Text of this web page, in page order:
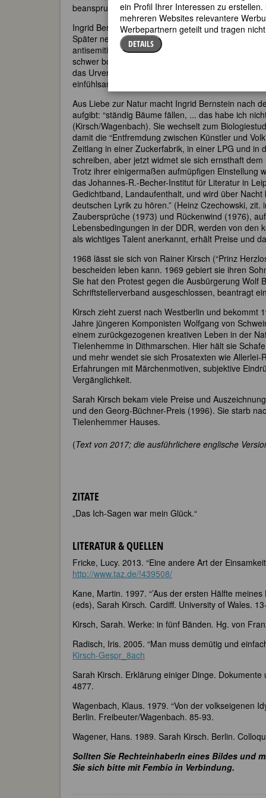
beanspruchen.
Ingrid Bernstein wird am 16. April 1935 im
Später nennt sie sich Sarah aus Solidarität mit
antisemitischen Ansichten ihres Vaters, eines
schwer bombardiert wird. Trotzdem beschreibt
das Urvertrauen. Deswegen habe ich nie Angst …
einfühlsam, lehrt die Mutter die Tochter ihr Wissen
Aus Liebe zur Natur macht Ingrid Bernstein nach
aufgibt: “ständig Bäume fällen, ... das habe ich
(Kirsch/Wagenbach). Sie wechselt zum
damit die “Entfremdung zwischen Künstler und
Zeitlang in einer Zuckerfabrik, in einer LPG und in
schreiben, aber jetzt widmet sie sich ernsthaft
Trotz ihrer einigermaßen aufmüpfigen Einstellung
das Johannes-R.-Becher-Institut für Literatur in
Gedichtband, Landaufenthalt, und wird über
deutschen Lyrik zu hören.” (Heinz Czechowski,
Zaubersprüche (1973) und Rückenwind (1976),
Lebensbedingungen in der DDR, werden von den
als wichtiges Talent anerkannt, erhält Preise und
1968 lässt sie sich von Rainer Kirsch (“Prinz
bescheiden leben kann. 1969 gebiert sie ihren
Sie hat den Protest gegen die Ausbürgerung Wolf
Schriftstellerverband ausgeschlossen, beantragt
Kirsch zieht zuerst nach Westberlin und bekommt
Jahre jüngeren Komponisten Wolfgang von
einem zurückgezogenen kreativen Leben in der
Tielenhemme in Dithmarschen. Hier hält sie
und mehr wendet sie sich Prosatexten wie
Erfahrungen mit Märchenmotiven, subjektive
Vergänglichkeit.
Sarah Kirsch bekam viele Preise und
und den Georg-Büchner-Preis (1996). Sie starb
Tielenhemmer Hauses.
(Text von 2017; die ausführlichere englische
ZITATE
„Das Ich-Sagen war mein Glück.“
LITERATUR & QUELLEN
Fricke, Lucy. 2013. “Eine andere Art der
http://www.taz.de/!439508/
Kane, Martin. 1997. “’Aus der ersten Hälfte
(eds), Sarah Kirsch. Cardiff. University of Wales.
Kirsch, Sarah. Werke: in fünf Bänden. Hg. von
Radisch, Iris. 2005. “Man muss demütig und
Kirsch-Gespr_8ach
Sarah Kirsch. Erklärung einiger Dinge.
4877.
Wagenbach, Klaus. 1979. “Von der volkseigenen
Berlin. Freibeuter/Wagenbach. 85-93.
Wagener, Hans. 1989. Sarah Kirsch. Berlin.
Sollten Sie RechteinhaberIn eines Bildes und
Sie sich bitte mit Fembio in Verbindung.
ein Profil Ihrer Interessen zu
mehreren Websites relevantere
Werbepartnern geteilt und tragen
DETAILS